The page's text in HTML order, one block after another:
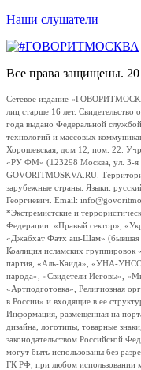
Наши слушатели
Все права защищены.
Сетевое издание
лиц старше 16 лет.
года выдано Федеральной
технологий и массовых
Хорошевская, дом 12, пом. 22.
«РУ ФМ» (123298 Москва, ул. 3-я
GOVORITMOSKVA.RU.
зарубежные страны. Языки:
Георгиевич. Email:
*Экстремистские и
Федерации: «Правый сектор»,
«Джабхат Фатх аш-Шам» (бывшая
Коалиция исламских
партия, «Аль-Каида», «УНА-
народа», «Свидетели Иеговы»,
«Артподготовка», Религиозная
в России» и входящие в ее
Информация, размещенная на
дизайна, логотипы, товарные
законодательством Российской
могут быть использованы без
ГК РФ, при любом использовании